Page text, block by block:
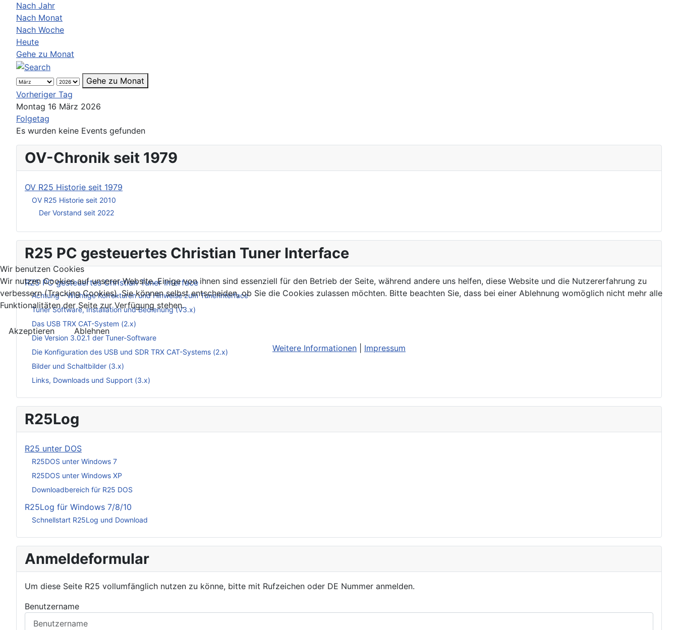
OV-Chronik seit 1979
OV R25 Historie seit 1979
OV R25 Historie seit 2010
Der Vorstand seit 2022
R25 PC gesteuertes Christian Tuner Interface
R25 PC gesteuertes Christian Tuner Interface
Achtung – Wichtige Korrekturen und Hinweise zum Tunerinterface
Tuner Software, Installation und Bedienung (V3.x)
Das USB TRX CAT-System (2.x)
Die Version 3.02.1 der Tuner-Software
Die Konfiguration des USB und SDR TRX CAT-Systems (2.x)
Bilder und Schaltbilder (3.x)
Links, Downloads und Support (3.x)
R25Log
R25 unter DOS
R25DOS unter Windows 7
R25DOS unter Windows XP
Downloadbereich für R25 DOS
R25Log für Windows 7/8/10
Schnellstart R25Log und Download
Anmeldeformular
Um diese Seite R25 vollumfänglich nutzen zu könne, bitte mit Rufzeichen oder DE Nummer anmelden.
Benutzername
Nach Jahr
Nach Monat
Nach Woche
Heute
Gehe zu Monat
Gehe zu Monat
Vorheriger Tag
Montag 16 März 2026
Folgetag
Es wurden keine Events gefunden
Wir benutzen Cookies
Wir nutzen Cookies auf unserer Website. Einige von ihnen sind essenziell für den Betrieb der Seite, während andere uns helfen, diese Website und die Nutzererfahrung zu
verbessern (Tracking Cookies). Sie können selbst entscheiden, ob Sie die Cookies zulassen möchten. Bitte beachten Sie, dass bei einer Ablehnung womöglich nicht mehr alle
Funktionalitäten der Seite zur Verfügung stehen.
Akzeptieren
Ablehnen
Weitere Informationen
Impressum